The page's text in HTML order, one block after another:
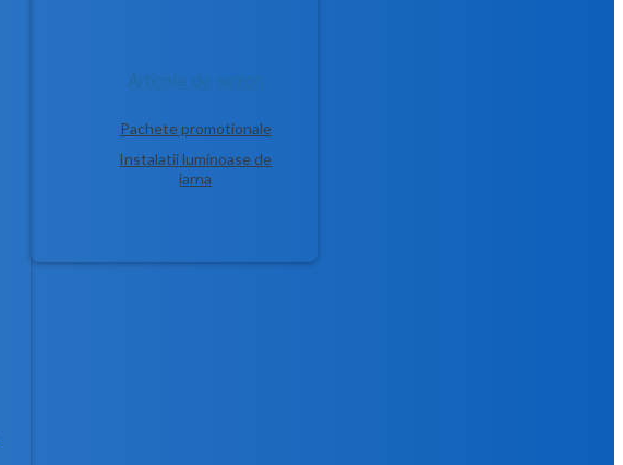
Pachete promotionale
Instalatii luminoase de
iarna